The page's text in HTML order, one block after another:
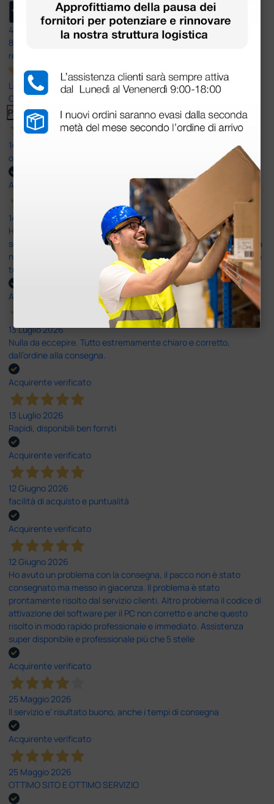
4,6
8.330
recensioni
Le nostre recensioni a 4 e 5 stelle.
Clicca qui per leggerle tutte >
Precedente
Successivo
14 Luglio 2026
ottima
Acquirente verificato
14 Luglio 2026
Ho acquistato un ecografo da Doctor Shop e sono rimasto molto
soddisfatto dell'esperienza. Apparecchiatura di qualità, consegna
nei tempi previsti e un servizio clienti disponibile che ha risposto a
tutti i miei dubbi prima dell'acquisto. Consigliato
Acquirente verificato
13 Luglio 2026
Nulla da eccepire. Tutto estremamente chiaro e corretto,
dall’ordine alla consegna.
Acquirente verificato
13 Luglio 2026
Rapidi, disponibili ben forniti
Acquirente verificato
12 Giugno 2026
facilità di acquisto e puntualità
Acquirente verificato
12 Giugno 2026
Ho avuto un problema con la consegna, il pacco non è stato
consegnato ma messo in giacenza. Il problema è stato
prontamente risolto dal servizio clienti. Altro problema il codice di
attivazione del software per il PC non corretto e anche questo
risolto in modo rapido professionale e immediato. Assistenza
super disponibile e professionale più che 5 stelle
Acquirente verificato
25 Maggio 2026
Il servizio e’ risultato buono, anche i tempi di consegna
Acquirente verificato
25 Maggio 2026
OTTIMO SITO E OTTIMO SERVIZIO